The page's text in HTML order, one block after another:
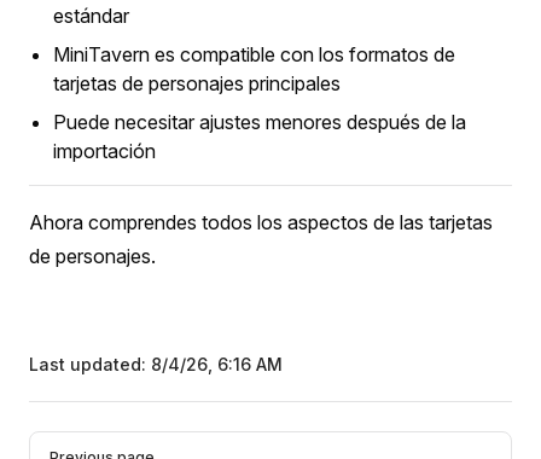
estándar
MiniTavern es compatible con los formatos de
tarjetas de personajes principales
Puede necesitar ajustes menores después de la
importación
Ahora comprendes todos los aspectos de las tarjetas
de personajes.
Last updated: 8/4/26, 6:16 AM
Pager